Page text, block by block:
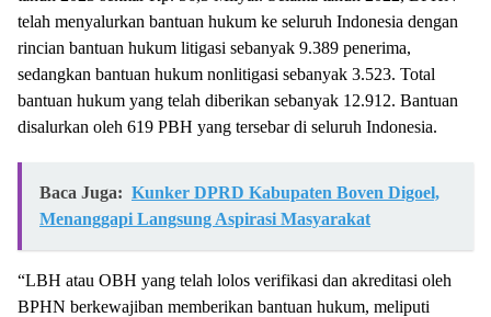
telah menyalurkan bantuan hukum ke seluruh Indonesia dengan
rincian bantuan hukum litigasi sebanyak 9.389 penerima,
sedangkan bantuan hukum nonlitigasi sebanyak 3.523. Total
bantuan hukum yang telah diberikan sebanyak 12.912. Bantuan
disalurkan oleh 619 PBH yang tersebar di seluruh Indonesia.
Baca Juga: Kunker DPRD Kabupaten Boven Digoel,
Menanggapi Langsung Aspirasi Masyarakat
“LBH atau OBH yang telah lolos verifikasi dan akreditasi oleh
BPHN berkewajiban memberikan bantuan hukum, meliputi